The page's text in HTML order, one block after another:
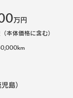
万円
本体価格に含む）
島）